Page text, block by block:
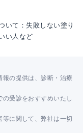
いて：失敗しない塗り
い人など
の提供は、診断・治療
受診をおすすめいたし
に関して、弊社は一切